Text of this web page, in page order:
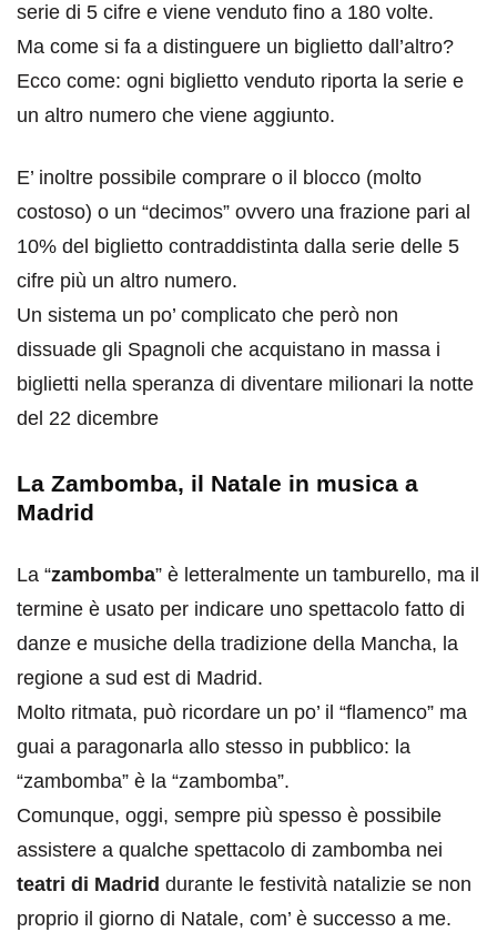
serie di 5 cifre e viene venduto fino a 180 volte.
Ma come si fa a distinguere un biglietto dall’altro?
Ecco come: ogni biglietto venduto riporta la serie e
un altro numero che viene aggiunto.
E’ inoltre possibile comprare o il blocco (molto
costoso) o un “decimos” ovvero una frazione pari al
10% del biglietto contraddistinta dalla serie delle 5
cifre più un altro numero.
Un sistema un po’ complicato che però non
dissuade gli Spagnoli che acquistano in massa i
biglietti nella speranza di diventare milionari la notte
del 22 dicembre
La Zambomba, il Natale in musica a
Madrid
La “zambomba” è letteralmente un tamburello, ma il
termine è usato per indicare uno spettacolo fatto di
danze e musiche della tradizione della Mancha, la
regione a sud est di Madrid.
Molto ritmata, può ricordare un po’ il “flamenco” ma
guai a paragonarla allo stesso in pubblico: la
“zambomba” è la “zambomba”.
Comunque, oggi, sempre più spesso è possibile
assistere a qualche spettacolo di zambomba nei
teatri di Madrid durante le festività natalizie se non
proprio il giorno di Natale, com’ è successo a me.